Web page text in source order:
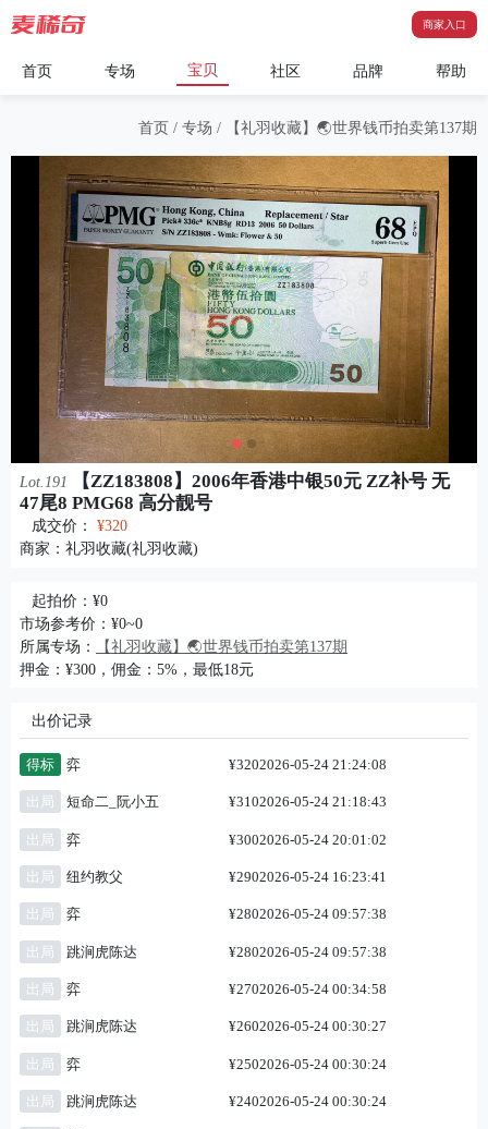
商家入口
首页 专场 宝贝 社区 品牌 帮助
首页 / 专场 / 【礼羽收藏】🌏世界钱币拍卖第137期
Lot.191
【ZZ183808】2006年香港中银50元 ZZ补号 无
47尾8 PMG68 高分靓号
成交价： ¥320
商家： 礼羽收藏(礼羽收藏)
起拍价：¥0
市场参考价：¥0~0
所属专场：
【礼羽收藏】🌏世界钱币拍卖第137期
押金：¥300，佣金：5%，最低18元
出价记录
得标 弈 ¥3202026-05-24 21:24:08
出局 短命二_阮小五 ¥3102026-05-24 21:18:43
出局 弈 ¥3002026-05-24 20:01:02
出局 纽约教父 ¥2902026-05-24 16:23:41
出局 弈 ¥2802026-05-24 09:57:38
出局 跳涧虎陈达 ¥2802026-05-24 09:57:38
出局 弈 ¥2702026-05-24 00:34:58
出局 跳涧虎陈达 ¥2602026-05-24 00:30:27
出局 弈 ¥2502026-05-24 00:30:24
出局 跳涧虎陈达 ¥2402026-05-24 00:30:24